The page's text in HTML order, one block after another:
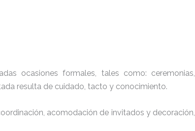
ocasiones formales, tales como: ceremonias,
resulta de cuidado, tacto y conocimiento.
acomodación de invitados y decoración,